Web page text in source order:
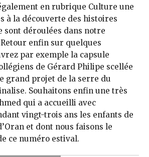
en rubrique Culture une
à la découverte des histoires
sont déroulées dans notre
enfin sur quelques
par exemple la capsule
de Gérard Philipe scellée
grand projet de la serre du
Souhaitons enfin une très
qui a accueilli avec
vingt-trois ans les enfants de
et dont nous faisons le
ce numéro estival.